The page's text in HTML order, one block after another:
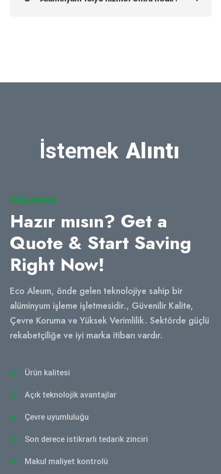
İstemek Alıntı
BAŞLARKEN
Hazır mısın? Get a
Quote & Start Saving
Right Now!
Eco Aleum, önde gelen teknolojiye sahip bir
alüminyum işleme işletmesidir., Güvenilir Kalite,
Çevre Koruma ve Yüksek Verimlilik. Sektörde güçlü
rekabetçiliğe ve iyi marka itibarı vardır.
Ürün kalitesi
Açık teknolojik avantajlar
Çevre uyumluluğu
Son derece istikrarlı tedarik zinciri
Makul maliyet kontrolü